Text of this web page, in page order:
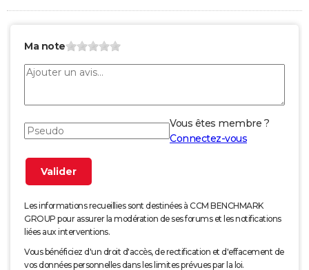
Ma note
Vous êtes membre ?
Connectez-vous
Les informations recueillies sont destinées à CCM BENCHMARK
GROUP pour assurer la modération de ses forums et les notifications
liées aux interventions.
Vous bénéficiez d'un droit d'accès, de rectification et d'effacement de
vos données personnelles dans les limites prévues par la loi.